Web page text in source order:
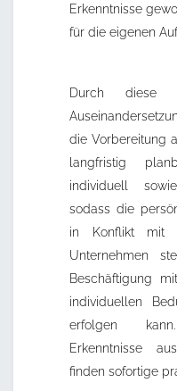
Erkenntnisse
für die eigenen
Durch diese
die Vorbereitung
langfristig
individuell
sodass die
in Konflikt mit
Unternehmen
Beschäftigung
individuellen
erfolgen
Erkenntnisse
finden sofortige